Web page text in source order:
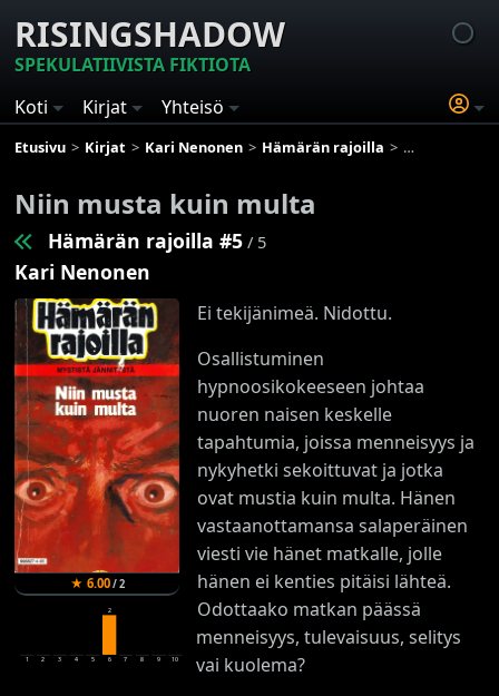
RISINGSHADOW
SPEKULATIIVISTA FIKTIOTA
Koti
Kirjat Yhteisö
Etusivu Kirjat Kari Nenonen Hämärän rajoilla Niin musta
Niin musta kuin multa
Hämärän rajoilla #5 / 5
Kari Nenonen
★ 6.00/2
1 2 3 4 5
2
6 7 8 9 10
Ei tekijänimeä. Nidottu.
Osallistuminen
hypnoosikokeeseen johtaa
nuoren naisen keskelle
tapahtumia, joissa menneisyys ja
nykyhetki sekoittuvat ja jotka
ovat mustia kuin multa. Hänen
vastaanottamansa salaperäinen
viesti vie hänet matkalle, jolle
hänen ei kenties pitäisi lähteä.
Odottaako matkan päässä
menneisyys, tulevaisuus, selitys
vai kuolema?